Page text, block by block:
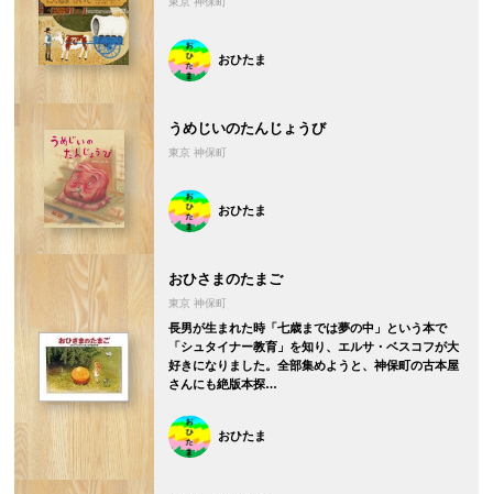
おひたま
うめじいのたんじょうび
東京 神保町
おひたま
おひさまのたまご
東京 神保町
長男が生まれた時「七歳までは夢の中」という本で
「シュタイナー教育」を知り、エルサ・ベスコフが大
好きになりました。全部集めようと、神保町の古本屋
さんにも絶版本探…
おひたま